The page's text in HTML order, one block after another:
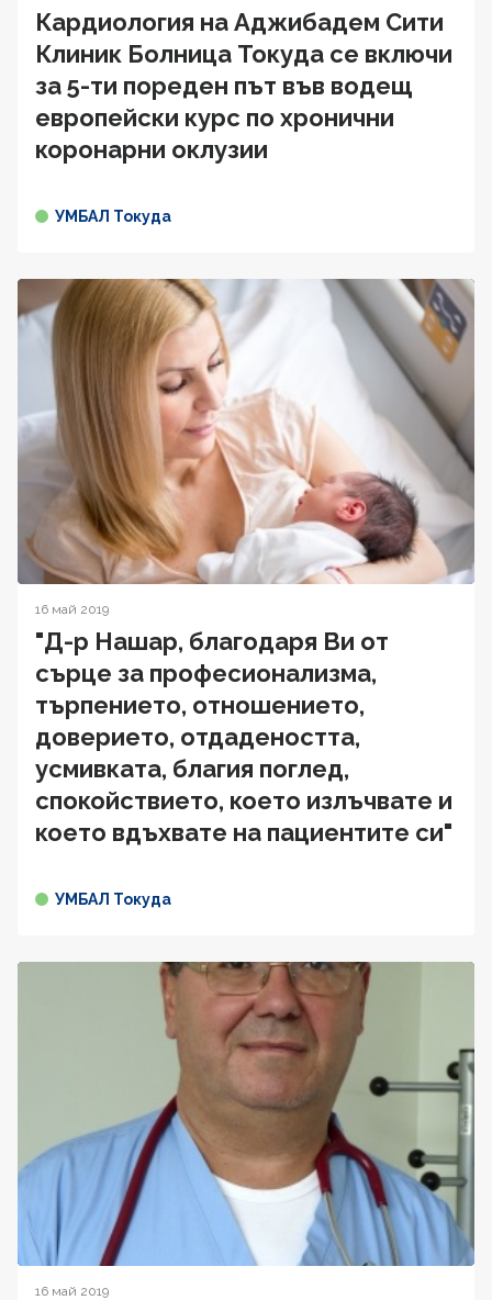
Кардиология на Аджибадем Сити
Клиник Болница Токуда се включи
за 5-ти пореден път във водещ
европейски курс по хронични
коронарни оклузии
УМБАЛ Токуда
16 май 2019
"Д-р Нашар, благодаря Ви от
сърце за професионализма,
търпението, отношението,
доверието, отдадеността,
усмивката, благия поглед,
спокойствието, което излъчвате и
което вдъхвате на пациентите си"
УМБАЛ Токуда
16 май 2019